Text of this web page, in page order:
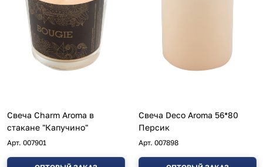
Свеча Charm Aroma в
стакане "Капучино"
Арт. 007901
Свеча Deco Aroma 56*80
Персик
Арт. 007898